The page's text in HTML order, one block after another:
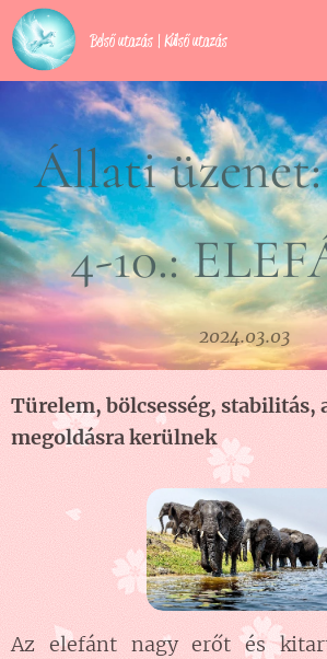
Belső utazás | Külső utazás
Állati
4-10.:
2024.03.03
Türelem, bölcsesség, stabilitás,
megoldásra kerülnek
Az elefánt nagy erőt és